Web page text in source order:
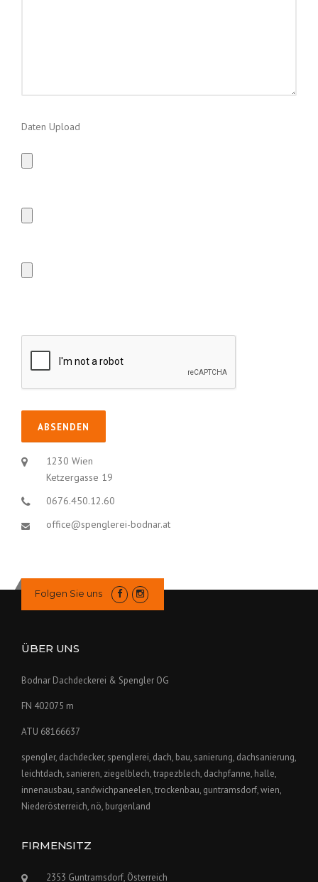
Daten Upload
1230 Wien
Ketzergasse 19
0676.450.12.60
office@spenglerei-bodnar.at
Folgen Sie uns
ÜBER UNS
Bodnar Dachdeckerei & Spengler OG
FN 402075 m
ATU 68166637
spengler, dachdecker, spenglerei, dach, bau, sanierung, dachsanierung,
leichtdach, sanieren, ziegelblech, trapezblech, dachpfanne, halle,
innenausbau, sandwichpaneelen, trockenbau, guntramsdorf, wien,
Niederösterreich, nö, burgenland
FIRMENSITZ
2353 Guntramsdorf, Österreich